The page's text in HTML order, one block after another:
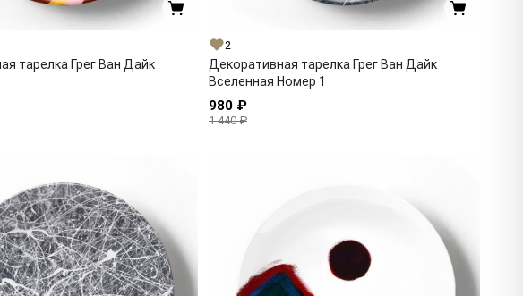
тарелка Грег Ван Дайк
2
Декоративная тарелка Грег Ван Дайк
Вселенная Номер 1
980 ₽
1 440 ₽